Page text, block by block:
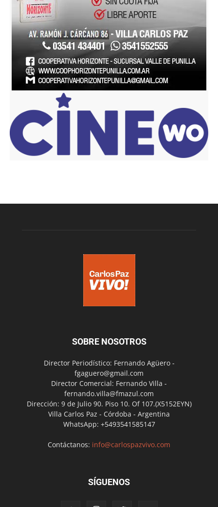
SOBRE NOSOTROS
Director Periodístico: Fernando Agüero -
fgaguero@gmail.com
Director Comercial: Fernando Villa -
fernando.villa@fmazul.com
Dirección: 9 de Julio 90. Piso 10. Of 107.(X5152EYN)
Villa Carlos Paz - Córdoba - Argentina
WhatsApp: +5493541585147
Contáctanos: info@carlospazvivo.com
SÍGUENOS